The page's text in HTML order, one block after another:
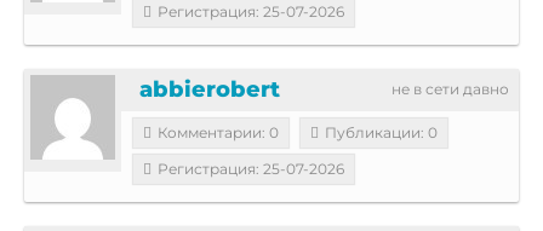
Регистрация: 25-07-2026
не в сети давно
abbierobert
Комментарии: 0
Публикации: 0
Регистрация: 25-07-2026